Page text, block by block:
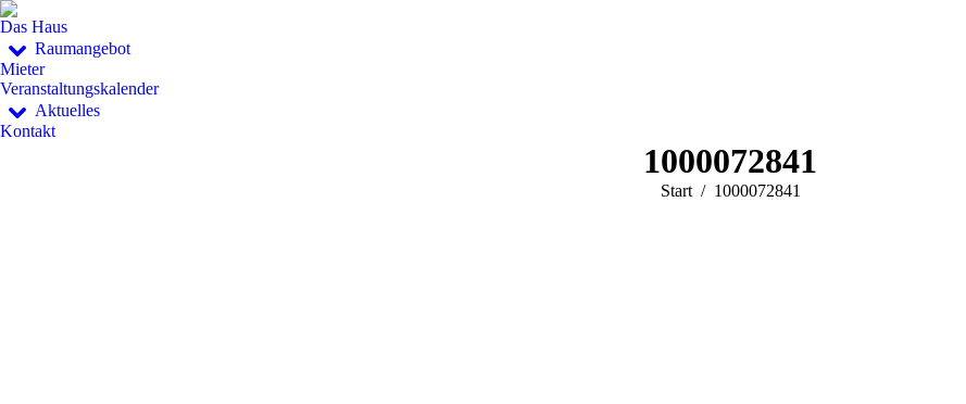
Das Haus
Raumangebot
Mieter
Veranstaltungskalender
Aktuelles
Kontakt
1000072841
Sie befinden sich hier:
Start 1000072841